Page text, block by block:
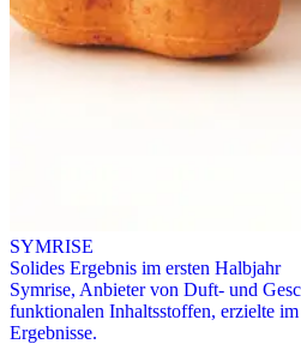
SYMRISE
Solides Ergebnis im ersten Halbjahr
Symrise, Anbieter von Duft- und
funktionalen Inhaltsstoffen, erzielte
Ergebnisse.